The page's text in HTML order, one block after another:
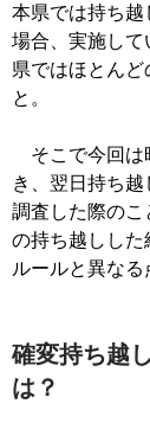
本県では持ち
場合、実施し
県ではほとんど
と。
そこで今回は
き、翌日持ち
調査した際の
の持ち越しした
ルールと異なる
確変持ち越
は？